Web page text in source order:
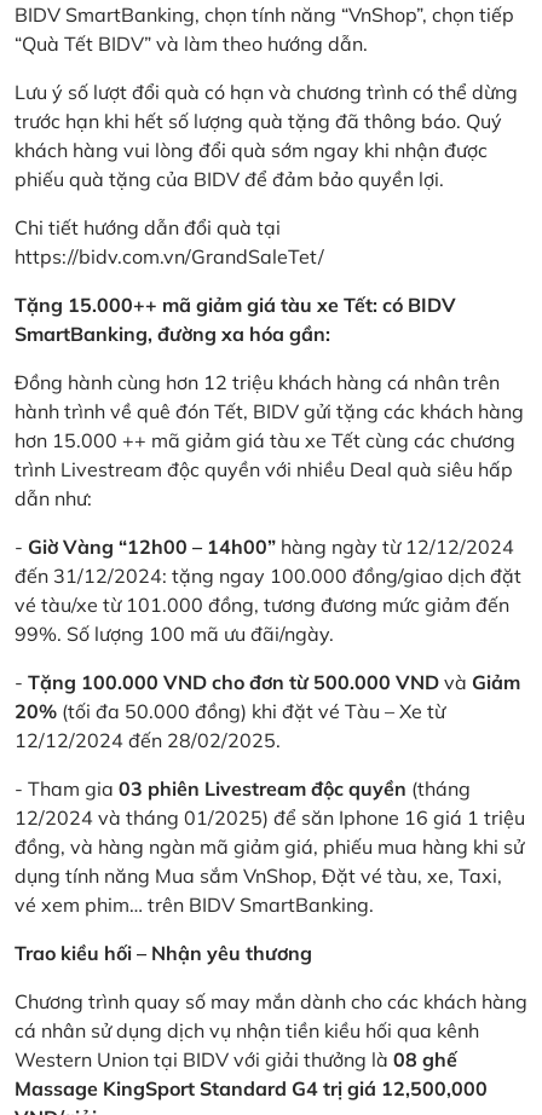
BIDV SmartBanking, chọn tính năng “VnShop”, chọn tiếp
“Quà Tết BIDV” và làm theo hướng dẫn.
Lưu ý số lượt đổi quà có hạn và chương trình có thể dừng
trước hạn khi hết số lượng quà tặng đã thông báo. Quý
khách hàng vui lòng đổi quà sớm ngay khi nhận được
phiếu quà tặng của BIDV để đảm bảo quyền lợi.
Chi tiết hướng dẫn đổi quà tại
https://bidv.com.vn/GrandSaleTet/
Tặng 15.000++ mã giảm giá tàu xe Tết: có BIDV
SmartBanking, đường xa hóa gần:
Đồng hành cùng hơn 12 triệu khách hàng cá nhân trên
hành trình về quê đón Tết, BIDV gửi tặng các khách hàng
hơn 15.000 ++ mã giảm giá tàu xe Tết cùng các chương
trình Livestream độc quyền với nhiều Deal quà siêu hấp
dẫn như:
- Giờ Vàng “12h00 – 14h00” hàng ngày từ 12/12/2024
đến 31/12/2024: tặng ngay 100.000 đồng/giao dịch đặt
vé tàu/xe từ 101.000 đồng, tương đương mức giảm đến
99%. Số lượng 100 mã ưu đãi/ngày.
- Tặng 100.000 VND cho đơn từ 500.000 VND và Giảm
20% (tối đa 50.000 đồng) khi đặt vé Tàu – Xe từ
12/12/2024 đến 28/02/2025.
- Tham gia 03 phiên Livestream độc quyền (tháng
12/2024 và tháng 01/2025) để săn Iphone 16 giá 1 triệu
đồng, và hàng ngàn mã giảm giá, phiếu mua hàng khi sử
dụng tính năng Mua sắm VnShop, Đặt vé tàu, xe, Taxi,
vé xem phim… trên BIDV SmartBanking.
Trao kiều hối – Nhận yêu thương
Chương trình quay số may mắn dành cho các khách hàng
cá nhân sử dụng dịch vụ nhận tiền kiều hối qua kênh
Western Union tại BIDV với giải thưởng là 08 ghế
Massage KingSport Standard G4 trị giá 12,500,000